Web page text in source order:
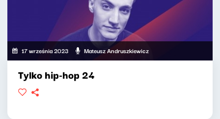
17 września 2023 Mateusz Andruszkiewicz
Tylko hip-hop 24